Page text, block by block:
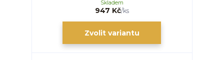
947 Kč/ks
Skladem
Zvolit variantu